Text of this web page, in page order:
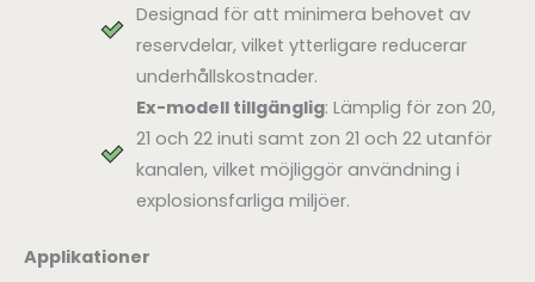
Designad för att minimera behovet av
reservdelar, vilket ytterligare reducerar
underhållskostnader.
Ex-modell tillgänglig: Lämplig för zon 20,
21 och 22 inuti samt zon 21 och 22 utanför
kanalen, vilket möjliggör användning i
explosionsfarliga miljöer.
Applikationer